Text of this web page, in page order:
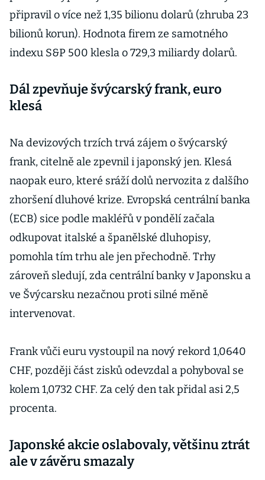
připravil o více než 1,35 bilionu dolarů (zhruba 23
bilionů korun). Hodnota firem ze samotného
indexu S&P 500 klesla o 729,3 miliardy dolarů.
Dál zpevňuje švýcarský frank, euro
klesá
Na devizových trzích trvá zájem o švýcarský
frank, citelně ale zpevnil i japonský jen. Klesá
naopak euro, které sráží dolů nervozita z dalšího
zhoršení dluhové krize. Evropská centrální banka
(ECB) sice podle makléřů v pondělí začala
odkupovat italské a španělské dluhopisy,
pomohla tím trhu ale jen přechodně. Trhy
zároveň sledují, zda centrální banky v Japonsku a
ve Švýcarsku nezačnou proti silné měně
intervenovat.
Frank vůči euru vystoupil na nový rekord 1,0640
CHF, později část zisků odevzdal a pohyboval se
kolem 1,0732 CHF. Za celý den tak přidal asi 2,5
procenta.
Japonské akcie oslabovaly, většinu ztrát
ale v závěru smazaly